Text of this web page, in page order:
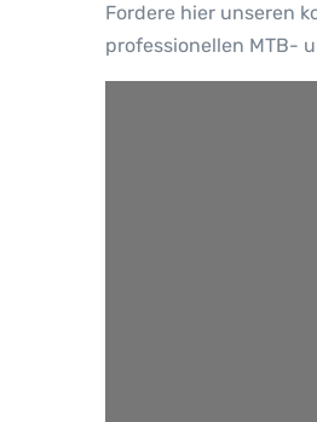
Fordere hier unseren
professionellen MTB-